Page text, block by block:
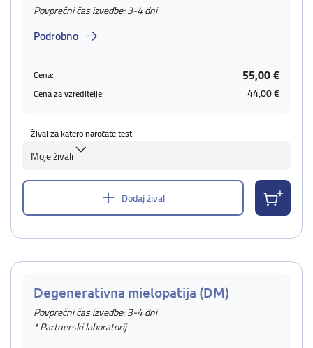
Povprečni čas izvedbe: 3-4 dni
Podrobno
Cena: 55,00 €
Cena za vzreditelje: 44,00 €
Žival za katero naročate test
Moje živali
Dodaj žival
Degenerativna mielopatija (DM)
Povprečni čas izvedbe: 3-4 dni
* Partnerski laboratorij